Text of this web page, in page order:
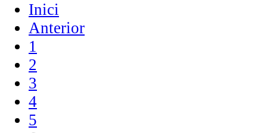
Inici
Anterior
1
2
3
4
5